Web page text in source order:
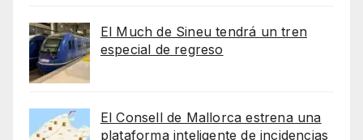
El Much de Sineu tendrá un tren
especial de regreso
El Consell de Mallorca estrena una
plataforma inteligente de incidencias